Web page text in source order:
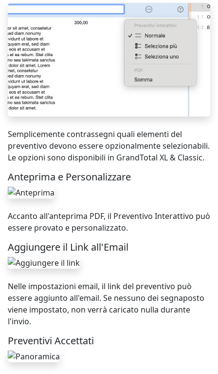
Semplicemente contrassegni quali elementi del
preventivo devono essere opzionalmente selezionabili.
Le opzioni sono disponibili in GrandTotal XL & Classic.
Anteprima e Personalizzare
Accanto all'anteprima PDF, il Preventivo Interattivo può
essere provato e personalizzato.
Aggiungere il Link all'Email
Nelle impostazioni email, il link del preventivo può
essere aggiunto all'email. Se nessuno dei segnaposto
viene impostato, non verrà caricato nulla durante
l'invio.
Preventivi Accettati